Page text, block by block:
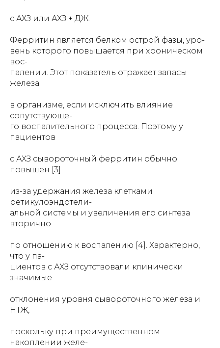
с АХЗ или АХЗ + ДЖ.
Ферритин является белком острой фазы, уро-
вень которого повышается при хроническом
вос-
палении. Этот показатель отражает запасы
железа
в организме, если исключить влияние
сопутствующе-
го воспалительного процесса. Поэтому у
пациентов
с АХЗ сывороточный ферритин обычно
повышен [3]
из-за удержания железа клетками
ретикулоэндотели-
альной системы и увеличения его синтеза
вторично
по отношению к воспалению [4]. Характерно,
что у па-
циентов с АХЗ отсутствовали клинически
значимые
отклонения уровня сывороточного железа и
НТЖ,
поскольку при преимущественном
накоплении желе-